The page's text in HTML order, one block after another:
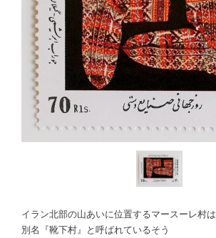
イラン北部の山あいに位置するマースーレ村は
別名『靴下村』と呼ばれているそう